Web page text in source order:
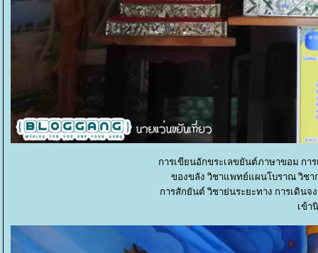
การเขียนอักขระเลขยันต์ภาษาขอม กา
ของขลัง วิชาแพทย์แผนโบราณ วิชา
การสักยันต์ วิชาย่นระยะทาง การเดิน
เข้า